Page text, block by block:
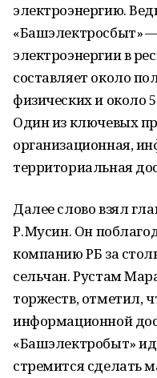
электроэнергию.
«Башэлектросбыт»
электроэнергии в
составляет около
физических и около
Один из ключевых
организационная,
территориальная
Далее слово взял
Р. Мусин. Он
компанию РБ за
сельчан. Рустам
торжеств, отметил,
информационной
«Башэлектробыт»
стремится сделать